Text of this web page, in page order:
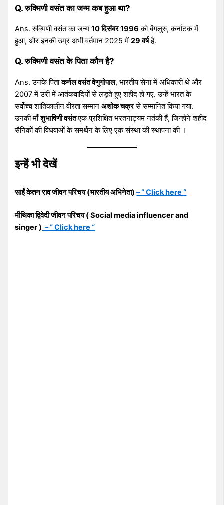
Q. रुक्मिणी वसंत का जन्म कब हुआ था?
Ans. रुक्मिणी वसंत का जन्म10 दिसंबर 1996 को बेंगलुरु, कर्नाटक में
हुआ, और इनकी उम्र अभी वर्तमान 2025 में29 वर्षहै.
Q. रुक्मिणी वसंत के पिता कौन है?
Ans. उनके पिताकर्नल वसंत वेणुगोपाल, भारतीय सेना में अधिकारी थे और
2007 में उरी में आतंकवादियों से लड़ते हुए शहीद हो गए. उन्हें भारत के
सर्वोच्च शांतिकालीन वीरता सम्मानअशोक चक्रसे सम्मानित किया गया.
उनकी माँशुभाषिणी वसंतएक प्रशिक्षित भरतनाट्यम नर्तकी हैं, जिन्होंने शहीद
सैनिकों की विधवाओं के समर्थन के लिए एक संस्था की स्थापना की ।
इन्हें भी देखें
साईं केतन राव जीवन परिचय (भारतीय अभिनेता)– ” Click here “
मीथिका द्विवेदी जीवन परिचय ( Social media influencer and
singer ) – ” Click here “